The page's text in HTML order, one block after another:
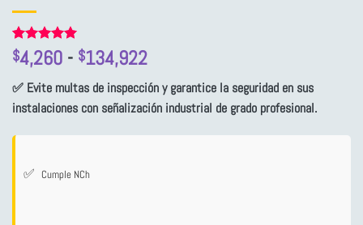
Valorado
con5de 5
2
valoraciones
de clientes
$4,260 - $134,922Rango
de
precios:
desde
$4,260
✅ Evite multas de inspección y garantice la seguridad en sus
instalaciones con señalización industrial de grado profesional.
✅ Cumple NCh